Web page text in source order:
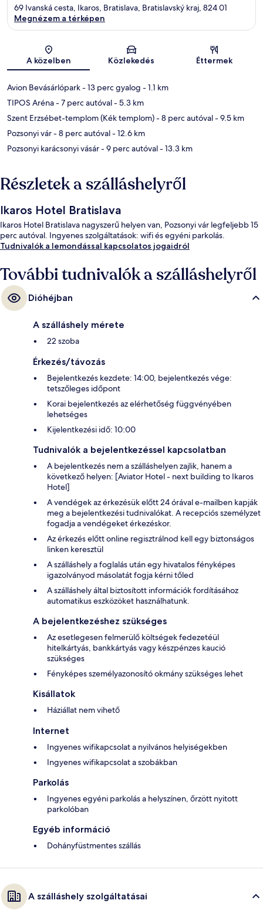
Térkép
69 Ivanská cesta, Ikaros, Bratislava, Bratislavský kraj, 824 01
Megnézem a térképen
A közelben Közlekedés Éttermek
Avion Bevásárlópark- 13 perc gyalog - 1.1 km
TIPOS Aréna- 7 perc autóval- 5.3 km
Szent Erzsébet-templom (Kék templom)- 8 perc autóval- 9.5 km
Pozsonyi vár- 8 perc autóval- 12.6 km
Pozsonyi karácsonyi vásár- 9 perc autóval- 13.3 km
Részletek a szálláshelyről
Ikaros Hotel Bratislava
Ikaros Hotel Bratislava nagyszerű helyen van, Pozsonyi vár legfeljebb 15
perc autóval. Ingyenes szolgáltatások: wifi és egyéni parkolás.
Tudnivalók a lemondással kapcsolatos jogaidról
További tudnivalók a szálláshelyről
Dióhéjban
A szálláshely mérete
22 szoba
Érkezés/távozás
Bejelentkezés kezdete: 14:00, bejelentkezés vége:
tetszőleges időpont
Korai bejelentkezés az elérhetőség függvényében
lehetséges
Kijelentkezési idő: 10:00
Tudnivalók a bejelentkezéssel kapcsolatban
A bejelentkezés nem a szálláshelyen zajlik, hanem a
következő helyen: [Aviator Hotel - next building to Ikaros
Hotel]
A vendégek az érkezésük előtt 24 órával e-mailben kapják
meg a bejelentkezési tudnivalókat. A recepciós személyzet
fogadja a vendégeket érkezéskor.
Az érkezés előtt online regisztrálnod kell egy biztonságos
linken keresztül
A szálláshely a foglalás után egy hivatalos fényképes
igazolványod másolatát fogja kérni tőled
A szálláshely által biztosított információk fordításához
automatikus eszközöket használhatunk.
A bejelentkezéshez szükséges
Az esetlegesen felmerülő költségek fedezetéül
hitelkártyás, bankkártyás vagy készpénzes kaució
szükséges
Fényképes személyazonosító okmány szükséges lehet
Kisállatok
Háziállat nem vihető
Internet
Ingyenes wifikapcsolat a nyilvános helyiségekben
Ingyenes wifikapcsolat a szobákban
Parkolás
Ingyenes egyéni parkolás a helyszínen, őrzött nyitott
parkolóban
Egyéb információ
Dohányfüstmentes szállás
A szálláshely szolgáltatásai